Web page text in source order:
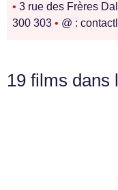
• 3 rue des Frères
300 303 • @ :
19 films dans